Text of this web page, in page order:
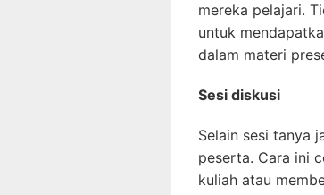
mereka pelajari.
untuk
dalam materi
Sesi diskusi
Selain sesi tanya
peserta. Cara ini
kuliah atau